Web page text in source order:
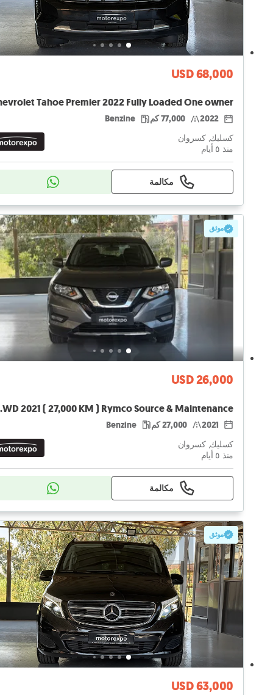
USD 68,000
Tahoe Premier 2022 Fully Loaded One owner
2022 77,000 كم Benzine
كسليك, كسروان
منذ ٥ أيام
مكالمة
موثق
USD 26,000
Maintenance
2021 27,000 كم Benzine
كسليك, كسروان
منذ ٥ أيام
مكالمة
موثق
USD 63,000